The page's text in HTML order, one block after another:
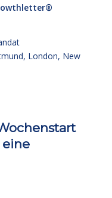
London, New
eine